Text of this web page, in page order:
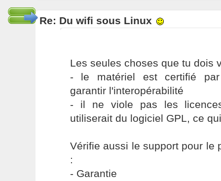
Re: Du wifi sous Linux
Les seules choses que tu dois
- le matériel est certifié
garantir l'interopérabilité
- il ne viole pas les
utiliserait du logiciel GPL, ce
Vérifie aussi le support pour le
:
- Garantie